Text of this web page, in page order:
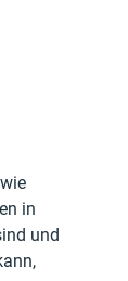
in
und